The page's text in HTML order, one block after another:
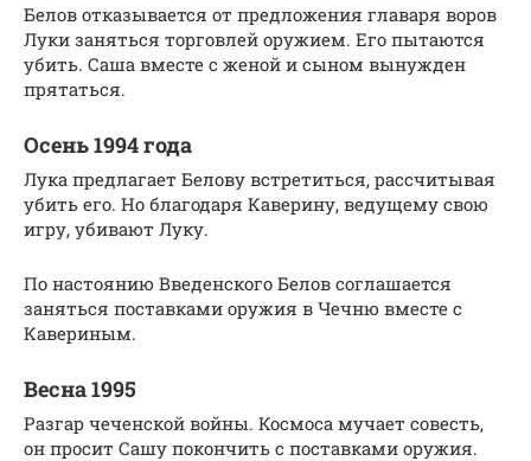
Белов отказывается от предложения главаря воров
Луки заняться торговлей оружием. Его пытаются
убить. Саша вместе с женой и сыном вынужден
прятаться.
Осень 1994 года
Лука предлагает Белову встретиться, рассчитывая
убить его. Но благодаря Каверину, ведущему свою
игру, убивают Луку.
По настоянию Введенского Белов соглашается
заняться поставками оружия в Чечню вместе с
Кавериным.
Весна 1995
Разгар чеченской войны. Космоса мучает совесть,
он просит Сашу покончить с поставками оружия.